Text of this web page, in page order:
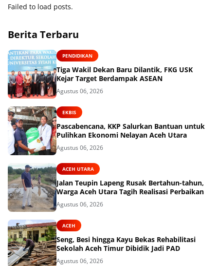
Failed to load posts.
Berita Terbaru
PENDIDIKAN
Tiga Wakil Dekan Baru Dilantik, FKG USK
Kejar Target Berdampak ASEAN
Agustus 06, 2026
EKBIS
Pascabencana, KKP Salurkan Bantuan untuk
Pulihkan Ekonomi Nelayan Aceh Utara
Agustus 06, 2026
ACEH UTARA
Jalan Teupin Lapeng Rusak Bertahun-tahun,
Warga Aceh Utara Tagih Realisasi Perbaikan
Agustus 06, 2026
ACEH
Seng, Besi hingga Kayu Bekas Rehabilitasi
Sekolah Aceh Timur Dibidik Jadi PAD
Agustus 06, 2026